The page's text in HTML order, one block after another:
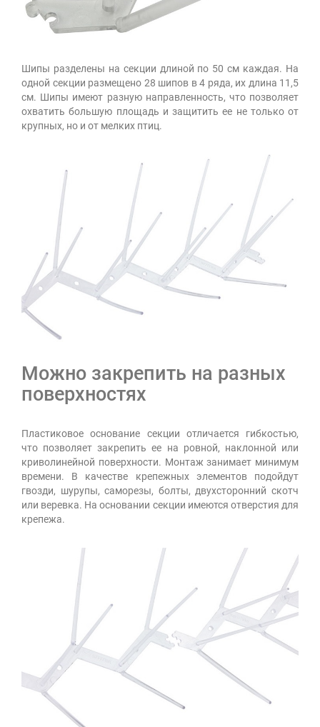
Шипы разделены на секции длиной по 50 см каждая. На
одной секции размещено 28 шипов в 4 ряда, их длина 11,5
см. Шипы имеют разную направленность, что позволяет
охватить большую площадь и защитить ее не только от
крупных, но и от мелких птиц.
Можно закрепить на разных
поверхностях
Пластиковое основание секции отличается гибкостью,
что позволяет закрепить ее на ровной, наклонной или
криволинейной поверхности. Монтаж занимает минимум
времени. В качестве крепежных элементов подойдут
гвозди, шурупы, саморезы, болты, двухсторонний скотч
или веревка. На основании секции имеются отверстия для
крепежа.